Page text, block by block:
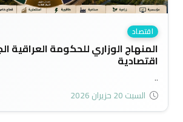
اقتصاد
المنهاج الوزاري للحكومة العراقية
اقتصادية
..
السبت 20 حزيران 2026